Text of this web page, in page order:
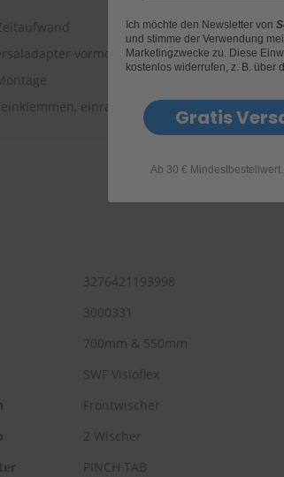
vormontiert
einrasten, fertig
3276421193998
3000331
700mm & 550mm
SWF Visioflex
Frontwischer
2 Wischer
PINCH TAB
Ich möchte den Newsletter von
und stimme der Verwendung
Marketingzwecke zu. Diese
kostenlos widerrufen, z. B. über
Gratis
Ab 30 €